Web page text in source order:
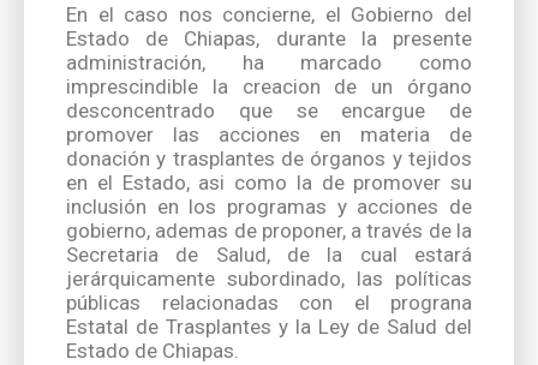
En el caso nos concierne, el Gobierno del
Estado de Chiapas, durante la presente
administración, ha marcado como
imprescindible la creacion de un órgano
desconcentrado que se encargue de
promover las acciones en materia de
donación y trasplantes de órganos y tejidos
en el Estado, asi como la de promover su
inclusión en los programas y acciones de
gobierno, ademas de proponer, a través de la
Secretaria de Salud, de la cual estará
jerárquicamente subordinado, las políticas
públicas relacionadas con el prograna
Estatal de Trasplantes y la Ley de Salud del
Estado de Chiapas.